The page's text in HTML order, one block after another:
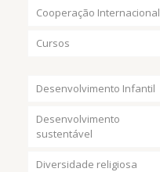
Cooperação Internacional
Cursos
Desenvolvimento Infantil
Desenvolvimento
sustentável
Diversidade religiosa